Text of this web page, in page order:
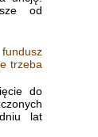
od
trzeba
do
lat